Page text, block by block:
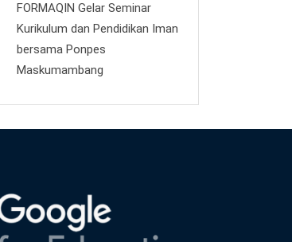
FORMAQIN Gelar Seminar
Kurikulum dan Pendidikan Iman
bersama Ponpes
Maskumambang